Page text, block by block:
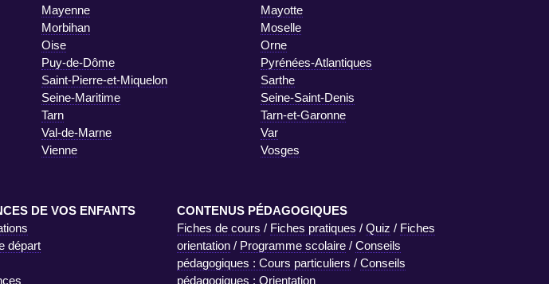
Mayenne
Mayotte
Morbihan
Moselle
Oise
Orne
Puy-de-Dôme
Pyrénées-Atlantiques
Saint-Pierre-et-Miquelon
Sarthe
Seine-Maritime
Seine-Saint-Denis
Tarn
Tarn-et-Garonne
Val-de-Marne
Var
Vienne
Vosges
DE VOS ENFANTS
départ
CONTENUS PÉDAGOGIQUES
Fiches de cours / Fiches pratiques / Quiz / Fiches
orientation / Programme scolaire / Conseils
pédagogiques : Cours particuliers / Conseils
pédagogiques : Orientation